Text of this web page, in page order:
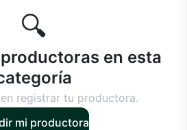
🔍
en esta
registrar tu productora.
mi productora